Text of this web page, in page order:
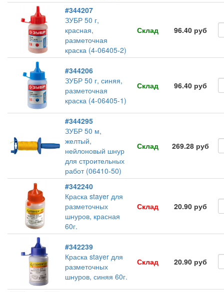
#344207
ЗУБР 50 г,
красная,
разметочная
краска (4-06405-2)
Склад 96.40 руб
#344206
ЗУБР 50 г, синяя,
разметочная
краска (4-06405-1)
Склад 96.40 руб
#344295
ЗУБР 50 м,
желтый,
нейлоновый шнур
для строительных
работ (06410-50)
Склад 269.28 руб
#342240
Краска stayer для
разметочных
шнуров, красная
60г.
Склад 20.90 руб
#342239
Краска stayer для
разметочных
шнуров, синяя 60г.
Склад 20.90 руб